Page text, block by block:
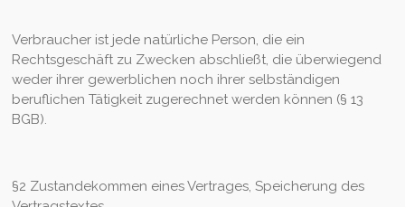
Verbraucher ist jede natürliche Person, die ein
Rechtsgeschäft zu Zwecken abschließt, die überwiegend
weder ihrer gewerblichen noch ihrer selbständigen
beruflichen Tätigkeit zugerechnet werden können (§ 13
BGB).
§2 Zustandekommen eines Vertrages, Speicherung des